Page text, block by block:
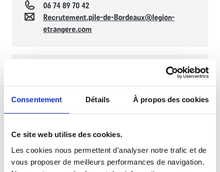
Consentement Détails À propos des cookies
Ce site web utilise des cookies.
Les cookies nous permettent d'analyser notre trafic et de
vous proposer de meilleurs performances de navigation.
Téléphone
06 74 89 70 42
Contacto
Recrutement.pile-de-Bordeaux@legion-
etrangere.com
Posto de Informação da Legião Estrangeira
Horaires d'ouverture
De segunda a sexta-feira, das 08h00 às 18h00
2 rue Pérignon, BP 65028, 31 000 TOULOUSE,
France